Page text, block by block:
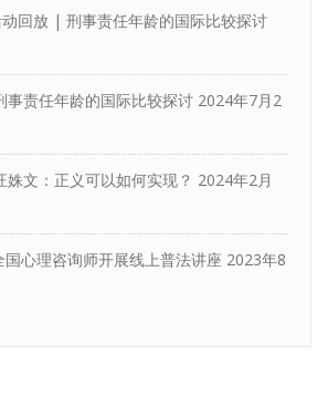
动回放 | 刑事责任年龄的国际比较探讨
责任年龄的国际比较探讨 2024年7月2
文：正义可以如何实现？ 2024年2月
国心理咨询师开展线上普法讲座 2023年8